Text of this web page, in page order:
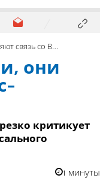
со Вс-вышним»
они
критикует
1 минуты